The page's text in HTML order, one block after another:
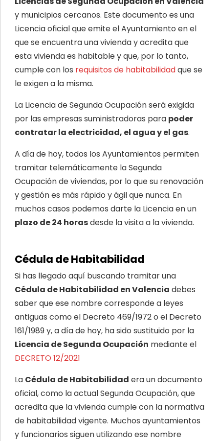
y municipios cercanos. Este documento es una
Licencia oficial que emite el Ayuntamiento en el
que se encuentra una vivienda y acredita que
esta vivienda es habitable y que, por lo tanto,
cumple con los requisitos de habitabilidadque se
le exigen a la misma.
La Licencia de Segunda Ocupación será exigida
por las empresas suministradoras para poder
contratar la electricidad, el agua y el gas.
A día de hoy, todos los Ayuntamientos permiten
tramitar telemáticamente la Segunda
Ocupación de viviendas, por lo que su renovación
y gestión es más rápido y ágil que nunca. En
muchos casos podemos darte la Licencia en un
plazo de 24 horasdesde la visita a la vivienda.
Cédula de Habitabilidad
Si has llegado aquí buscando tramitar una
Cédula de Habitabilidad en Valencia debes
saber que ese nombre corresponde a leyes
antiguas como el Decreto 469/1972 o el Decreto
161/1989 y, a día de hoy, ha sido sustituido por la
Licencia de Segunda Ocupación mediante el
DECRETO 12/2021
La Cédula de Habitabilidad era un documento
oficial, como la actual Segunda Ocupación, que
acredita que la vivienda cumple con la normativa
de habitabilidad vigente. Muchos ayuntamientos
y funcionarios siguen utilizando ese nombre